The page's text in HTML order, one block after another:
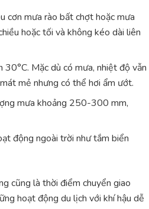
cơn mưa rào bất chợt hoặc mưa
hoặc tối và không kéo dài liên
Mặc dù có mưa, nhiệt độ vẫn
mẻ nhưng có thể hơi ẩm ướt.
mưa khoảng 250-300 mm,
động ngoài trời như tắm biển
cũng là thời điểm chuyển giao
hoạt động du lịch với khí hậu dễ